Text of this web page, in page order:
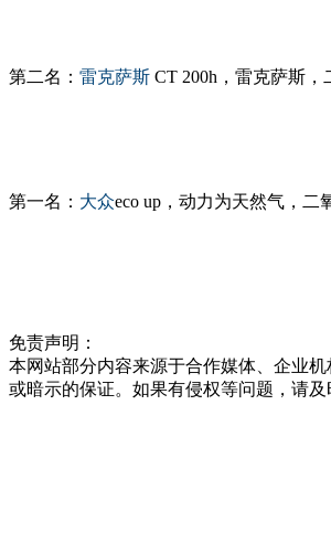
第二名： 雷克萨斯 CT 200h，雷克萨斯，
第一名： 大众eco up，动力为天然气，二
免责声明：
本网站部分内容来源于合作媒体、企业
或暗示的保证。如果有侵权等问题，请